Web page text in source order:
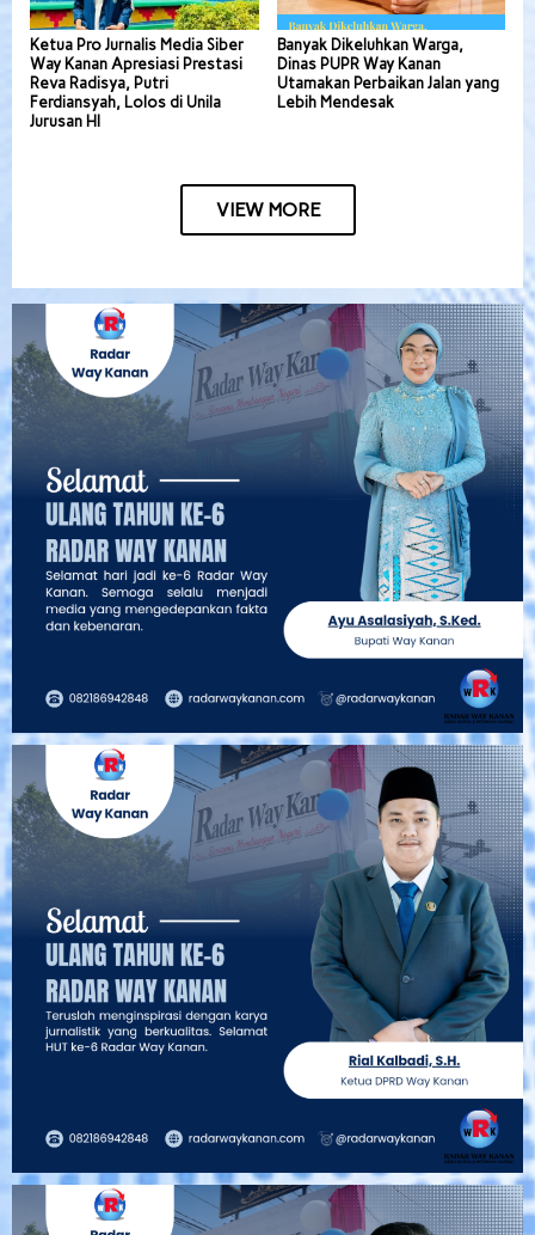
Ketua Pro Jurnalis Media Siber
Way Kanan Apresiasi Prestasi
Reva Radisya, Putri
Ferdiansyah, Lolos di Unila
Jurusan HI
Banyak Dikeluhkan Warga,
Dinas PUPR Way Kanan
Utamakan Perbaikan Jalan yang
Lebih Mendesak
VIEW MORE